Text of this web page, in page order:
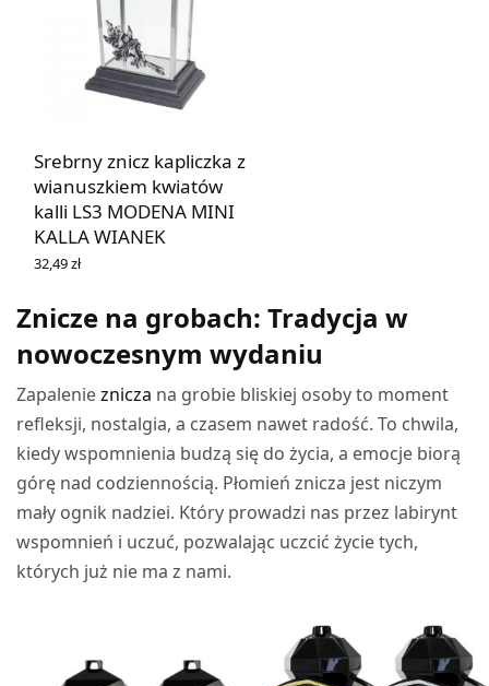
Srebrny znicz kapliczka z
wianuszkiem kwiatów
kalli LS3 MODENA MINI
KALLA WIANEK
32,49zł
Znicze na grobach: Tradycja w
nowoczesnym wydaniu
Zapalenieznicza na grobie bliskiej osoby to moment
refleksji, nostalgia, a czasem nawet radość. To chwila,
kiedy wspomnienia budzą się do życia, a emocje biorą
górę nad codziennością. Płomień znicza jest niczym
mały ognik nadziei. Który prowadzi nas przez labirynt
wspomnień i uczuć, pozwalając uczcić życie tych,
których już nie ma z nami.